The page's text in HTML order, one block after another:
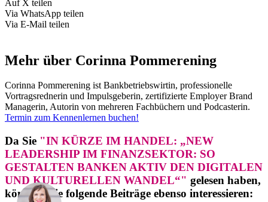
Auf X teilen
Via WhatsApp teilen
Via E-Mail teilen
Mehr über Corinna Pommerening
Corinna Pommerening ist Bankbetriebswirtin, professionelle
Vortragsrednerin und Impulsgeberin, zertifizierte Employer Brand
Managerin, Autorin von mehreren Fachbüchern und Podcasterin.
Termin zum Kennenlernen buchen!
Da Sie "IN KÜRZE IM HANDEL: „NEW
LEADERSHIP IM FINANZSEKTOR: SO
GESTALTEN BANKEN AKTIV DEN DIGITALEN
UND KULTURELLEN WANDEL“" gelesen haben,
könnten Sie folgende Beiträge ebenso interessieren: